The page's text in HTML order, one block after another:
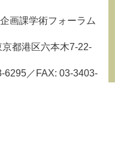
画課学術フォーラム
港区六本木7-22-
／FAX: 03-3403-